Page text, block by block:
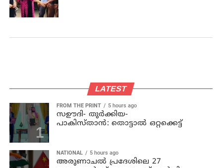
LATEST
FROM THE PRINT 5 hours ago
സഊദി- തുർക്കിയ-
പാകിസ്താൻ: തൊട്ടാൽ ഒറ്റക്കെട്ട്
NATIONAL 5 hours ago
അരുണാചല്‍ പ്രദേശിലെ 27